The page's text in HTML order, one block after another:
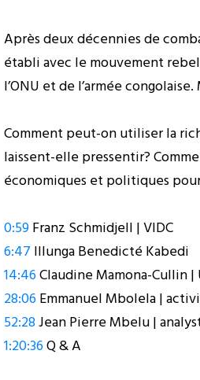
Après deux décennies de
établi avec le mouvement
l’ONU et de l’armée
Comment peut-on utiliser la
laissent-elle pressentir?
économiques et politiques
0:59Franz Schmidjell | VIDC
6:47 Illunga Benedicté Kabedi
14:46Claudine Mamona-Cullin
28:06 Emmanuel Mbolela |
52:28Jean Pierre Mbelu |
1:20:36Q & A